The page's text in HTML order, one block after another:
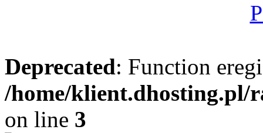
Deprecated: Function
/home/
on line 3